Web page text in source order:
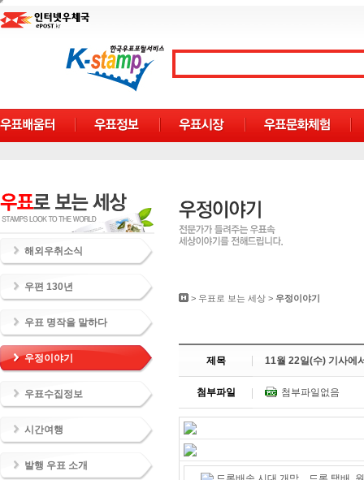
해외우취소식
우편 130년
우표 명작을 말하다
우정이야기
우표수집정보
시간여행
발행 우표 소개
> 우표로 보는 세상 > 우정이야기
제목 11월 22일(수) 기사에
첨부파일 첨부파일없음